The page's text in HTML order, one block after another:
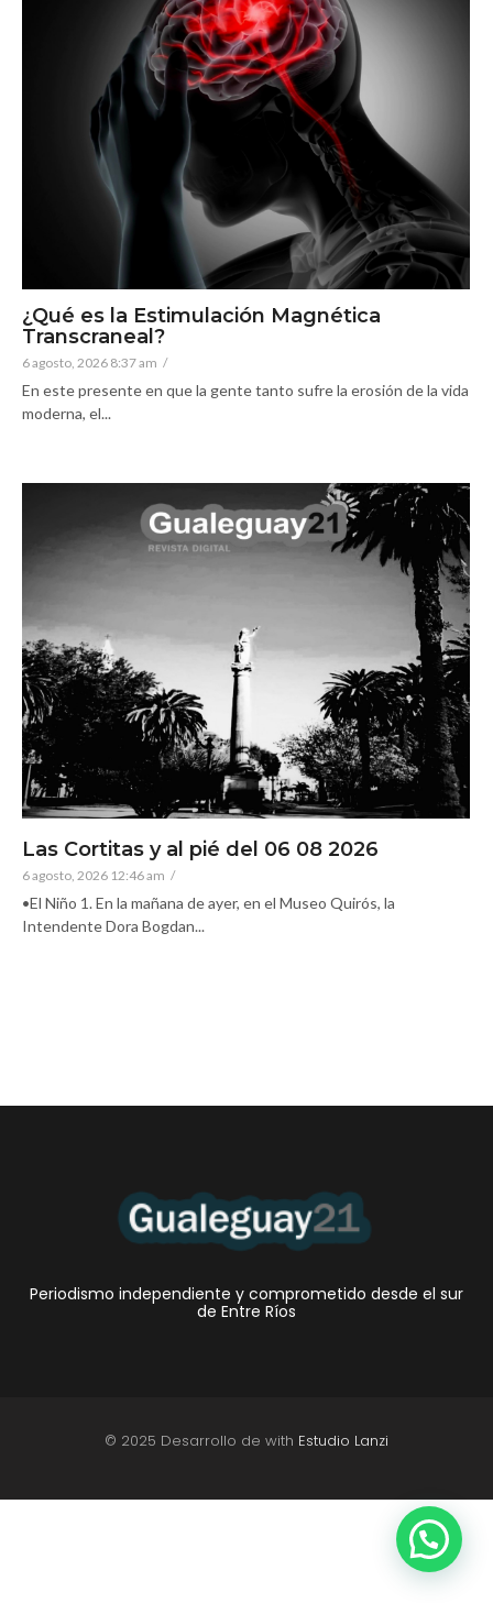
¿Qué es la Estimulación Magnética
Transcraneal?
6 agosto, 2026 8:37 am /
En este presente en que la gente tanto sufre la erosión de la vida
moderna, el...
Las Cortitas y al pié del 06 08 2026
6 agosto, 2026 12:46 am /
•El Niño 1. En la mañana de ayer, en el Museo Quirós, la
Intendente Dora Bogdan...
Periodismo independiente y comprometido desde el sur
de Entre Ríos
© 2025 Desarrollo de with Estudio Lanzi